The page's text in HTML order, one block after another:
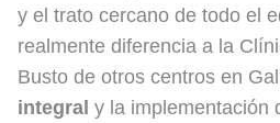
y el trato cercano de todo el
realmente diferencia a la
Busto de otros centros en
integral y la implementación